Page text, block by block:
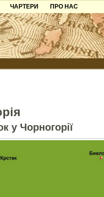
ЧАРТЕРИ
ПРО НАС
Контакти
Партнерам
Додати готель
у Чорногорії